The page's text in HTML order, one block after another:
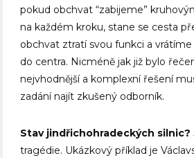
pokud obchvat “zabijeme”
na každém kroku, stane se cesta
obchvat ztratí svou funkci a
do centra. Nicméně jak již bylo
nejvhodnější a komplexní řešení
zadání najít zkušený odborník.
Stav jindřichohradeckých silnic?
tragédie. Ukázkový příklad je